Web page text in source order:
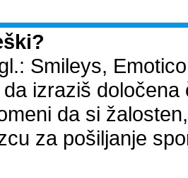
Smileys,
izraziš
da si
za pošiljanje